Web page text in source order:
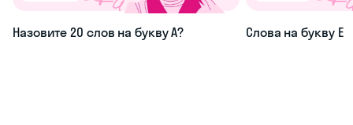
Назовите 20 слов на букву А? Слова на букву Е